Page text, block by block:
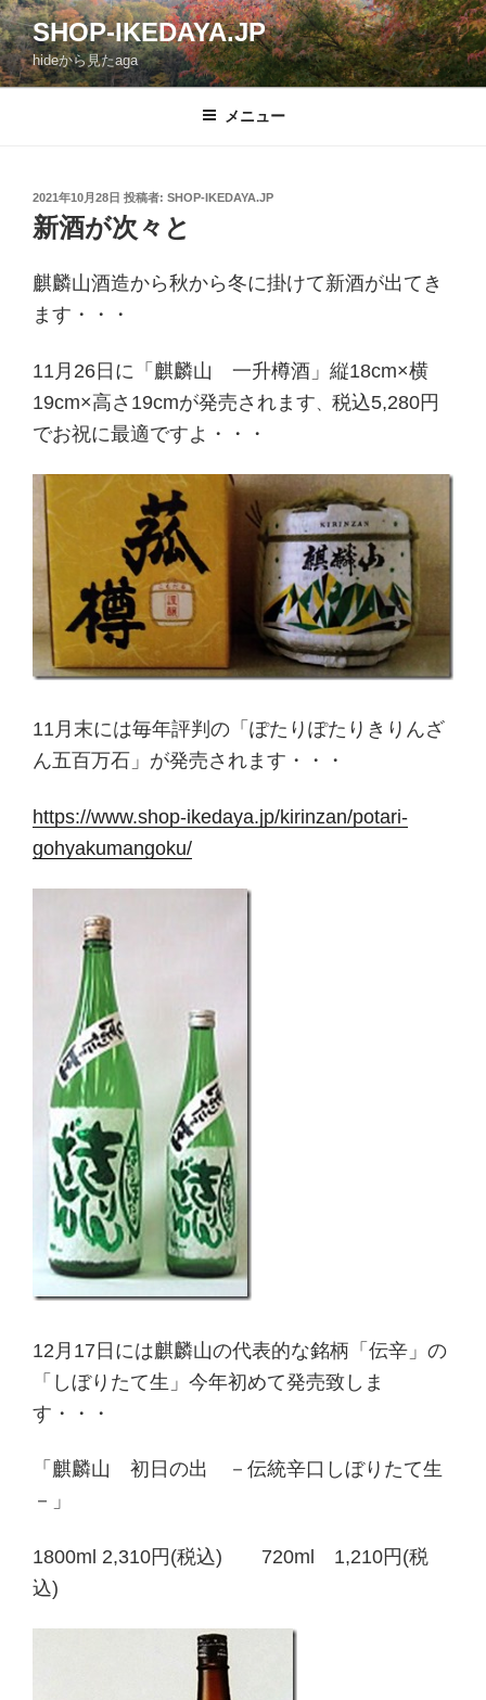
コ
ン
テ
ン
SHOP-IKEDAYA.JP
hideから見たaga
メニュー
投
稿
日:
2021年10月28日 投稿者: SHOP-IKEDAYA.JP
新酒が次々と
麒麟山酒造から秋から冬に掛けて新酒が出てき
ます・・・
11月26日に「麒麟山 一升樽酒」縦18cm×横
19cm×高さ19cmが発売されます
税込5,280円
でお祝に最適ですよ・・・
11月末には毎年評判の「ぽたりぽたりきりんざ
ん五百万石」が発売されます・・・
https://www.shop-ikedaya.jp/kirinzan/potari-
gohyakumangoku/
12月17日には麒麟山の代表的な銘柄「伝辛」の
「しぼりたて生」今年初めて発売致しま
す・・・
「麒麟山 初日の出 －伝統辛口しぼりたて生
－」
1800ml 2,310円(税込) 720ml 1,210円(税
込)